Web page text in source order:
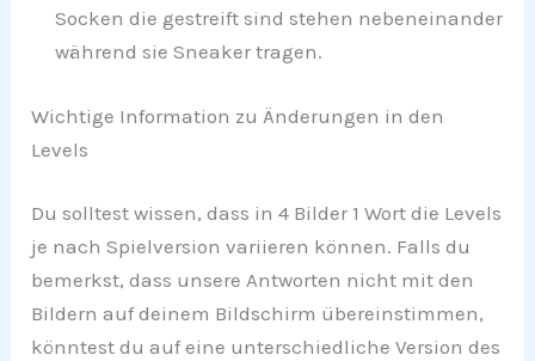
Socken die gestreift sind stehen nebeneinander
während sie Sneaker tragen.
Wichtige Information zu Änderungen in den
Levels
Du solltest wissen, dass in 4 Bilder 1 Wort die Levels
je nach Spielversion variieren können. Falls du
bemerkst, dass unsere Antworten nicht mit den
Bildern auf deinem Bildschirm übereinstimmen,
könntest du auf eine unterschiedliche Version des